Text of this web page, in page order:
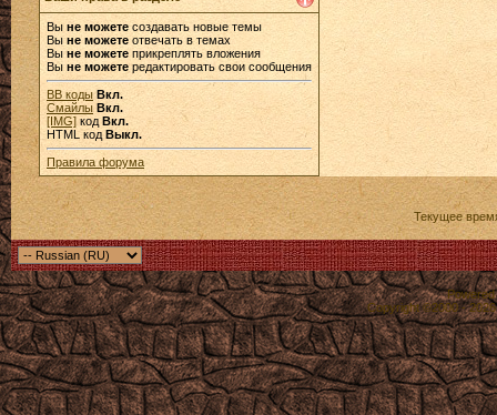
Вы не можете создавать новые темы
Выне можете отвечать в темах
Выне можете прикреплять вложения
Вы не можетередактировать свои сообщения
BB коды Вкл.
Смайлы Вкл.
[IMG] код Вкл.
HTML код Выкл.
Правила форума
Текущее
Powered
Copyright ©2000 -